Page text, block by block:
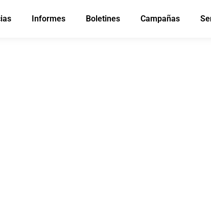
Informes Boletines Campañas